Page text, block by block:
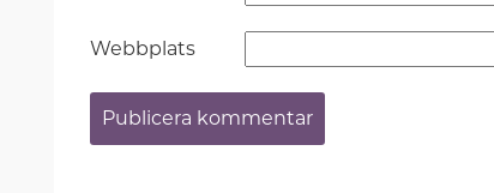
Webbplats